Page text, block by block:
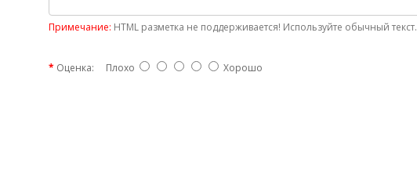
Примечание: HTML разметка не поддерживается! Используйте обычный текст.
Оценка: Плохо Хорошо